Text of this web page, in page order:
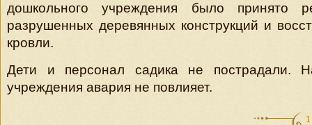
дошкольного учреждения было принято
разрушенных деревянных конструкций и
кровли.
Дети и персонал садика не пострадали.
учреждения авария не повлияет.